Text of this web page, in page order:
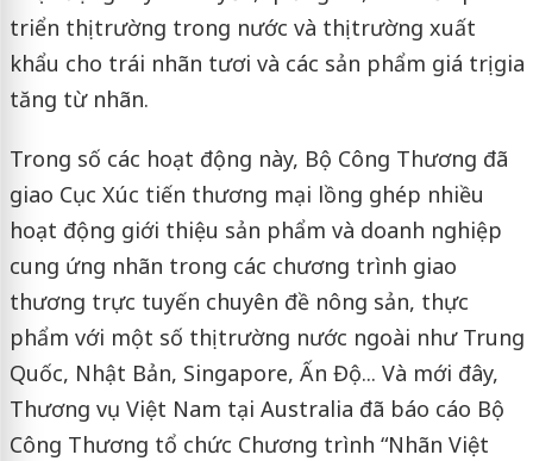
triển thị trường trong nước và thị trường xuất
khẩu cho trái nhãn tươi và các sản phẩm giá trị gia
tăng từ nhãn.
Trong số các hoạt động này, Bộ Công Thương đã
giao Cục Xúc tiến thương mại lồng ghép nhiều
hoạt động giới thiệu sản phẩm và doanh nghiệp
cung ứng nhãn trong các chương trình giao
thương trực tuyến chuyên đề nông sản, thực
phẩm với một số thị trường nước ngoài như Trung
Quốc, Nhật Bản, Singapore, Ấn Độ... Và mới đây,
Thương vụ Việt Nam tại Australia đã báo cáo Bộ
Công Thương tổ chức Chương trình “Nhãn Việt